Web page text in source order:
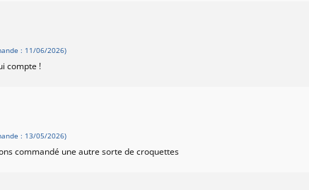
: 11/06/2026)
compte !
: 13/05/2026)
commandé une autre sorte de croquettes